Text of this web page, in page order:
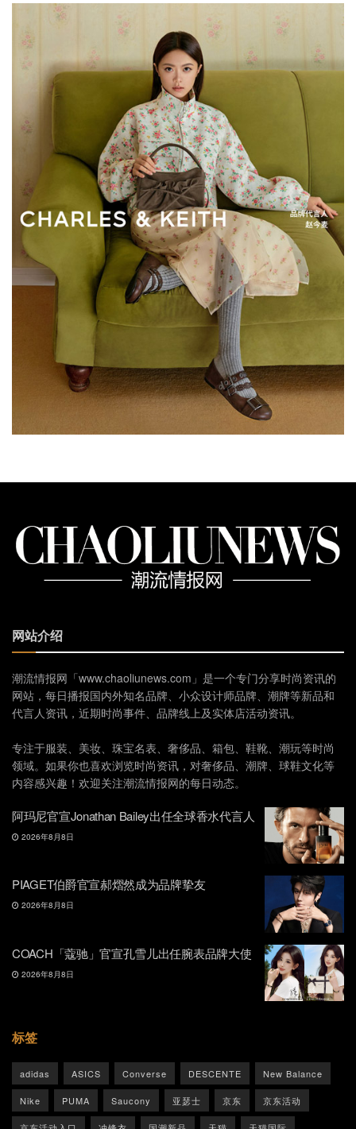
网站介绍
潮流情报网「www.chaoliunews.com」是一个专门分享时尚资讯的
网站，每日播报国内外知名品牌、小众设计师品牌、潮牌等新品和
代言人资讯，近期时尚事件、品牌线上及实体店活动资讯。
专注于服装、美妆、珠宝名表、奢侈品、箱包、鞋靴、潮玩等时尚
领域。如果你也喜欢浏览时尚资讯，对奢侈品、潮牌、球鞋文化等
内容感兴趣！欢迎关注潮流情报网的每日动态。
阿玛尼官宣Jonathan Bailey出任全球香水代言人
2026年8月8日
PIAGET伯爵官宣郝熠然成为品牌挚友
2026年8月8日
COACH「蔻驰」官宣孔雪儿出任腕表品牌大使
2026年8月8日
标签
adidas ASICS Converse DESCENTE New Balance
Nike PUMA Saucony 亚瑟士 京东 京东活动